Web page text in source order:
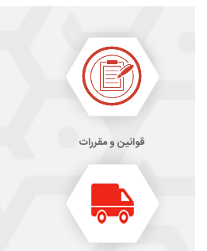
قوانین و مقررات